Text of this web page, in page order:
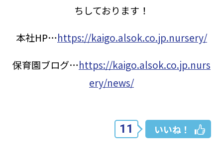
ちしております！
本社HP…https://kaigo.alsok.co.jp.nursery/
保育園ブログ…https://kaigo.alsok.co.jp.nurs
ery/news/
11 いいね！